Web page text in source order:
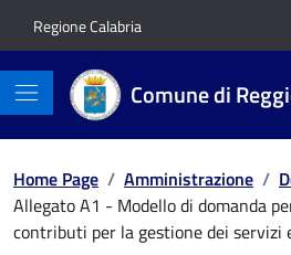
Regione Calabria
Comune di
Home Page / Amministrazione /
Allegato A1 - Modello di domanda
contributi per la gestione dei servizi